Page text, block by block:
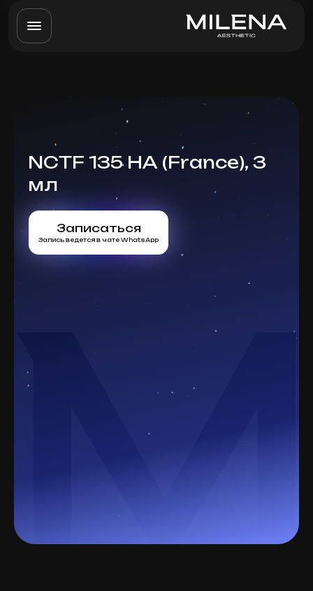
NCTF 135 HA (France), 3
мл
Записаться
Запись ведется в чате WhatsApp